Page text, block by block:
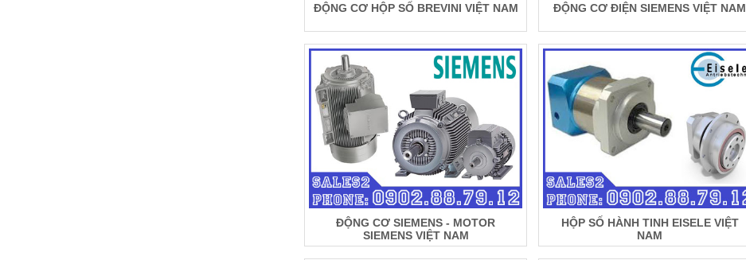
ĐỘNG CƠ HỘP SỐ BREVINI VIỆT NAM ĐỘNG CƠ ĐIỆN SIEMENS VIỆT NAM
ĐỘNG CƠ SIEMENS - MOTOR
SIEMENS VIỆT NAM
HỘP SỐ HÀNH TINH EISELE VIỆT
NAM